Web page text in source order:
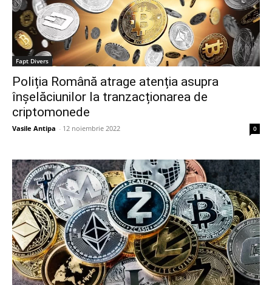
Fapt Divers
Poliția Română atrage atenția asupra
înșelăciunilor la tranzacționarea de
criptomonede
Vasile Antipa - 12 noiembrie 2022 0